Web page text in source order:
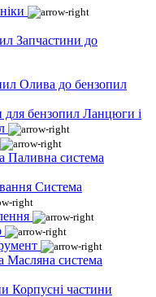
Запчастини до
Олива до бензопил
Ланцюги і
Паливна система
Система
Масляна система
Корпусні частини